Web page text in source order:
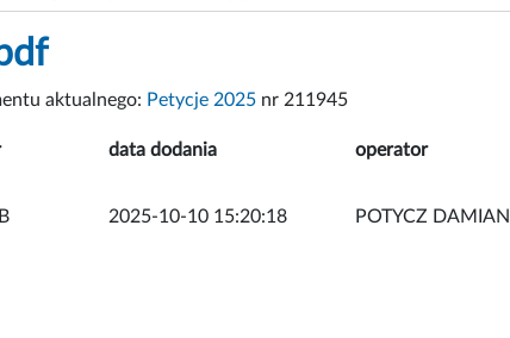
aktualnego: Petycje 2025 nr 211945
data dodania operator
2025-10-10 15:20:18 POTYCZ DAMIAN